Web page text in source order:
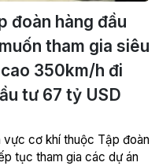
đoàn hàng đầu
tham gia siêu
350km/h đi
tư 67 tỷ USD
vực cơ khí thuộc Tập đoàn
tục tham gia các dự án